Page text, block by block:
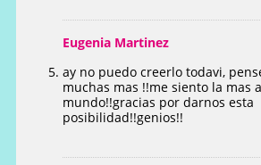
Eugenia Martinez
ay no puedo creerlo todavi,
muchas mas !!me siento la mas
mundo!!gracias por darnos esta
posibilidad!!genios!!